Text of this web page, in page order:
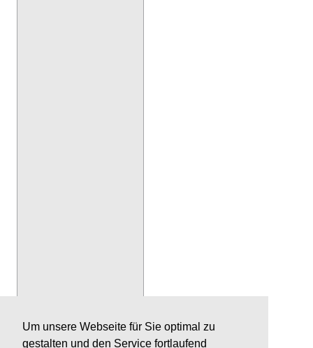
Um unsere Webseite für Sie optimal zu
gestalten und den Service fortlaufend